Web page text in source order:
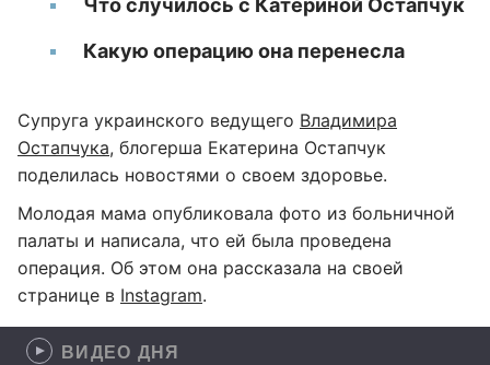
Что случилось с Катериной Остапчук
Какую операцию она перенесла
Супруга украинского ведущего Владимира
Остапчука, блогерша Екатерина Остапчук
поделилась новостями о своем здоровье.
Молодая мама опубликовала фото из больничной
палаты и написала, что ей была проведена
операция. Об этом она рассказала на своей
странице в Instagram.
ВИДЕО ДНЯ